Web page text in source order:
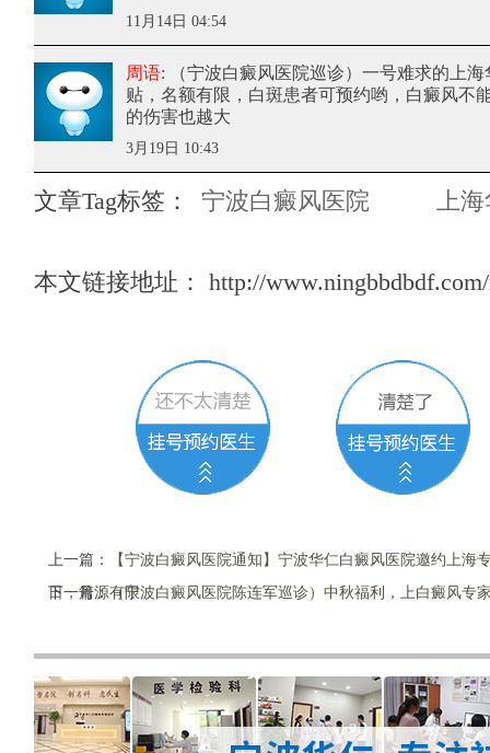
11月14日 04:54
周语: （宁波白癜风医院巡诊）一号难求的上
贴，名额有限，白斑患者可预约哟 ，白癜风不
的伤害也越大
3月19日 10:43
文章Tag标签： 宁波白癜风医院 上
本文链接地址： http://
上一篇：
【宁波白癜风医院通知】宁波华仁白癜风医院邀约上海
日，号源有限
下一篇：（宁波白癜风医院陈连军巡诊）中秋福利，上白癜风专